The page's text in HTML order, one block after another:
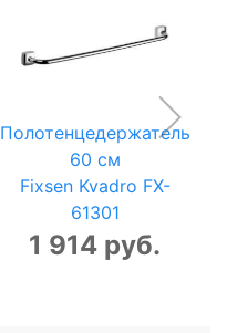
Полотенцедержатель
60 см
Fixsen Kvadro FX-
61301
1 914 руб.